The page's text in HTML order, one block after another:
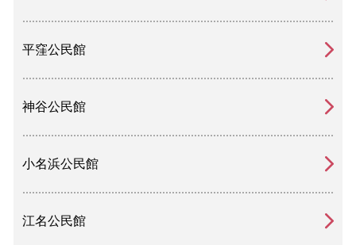
平窪公民館
神谷公民館
小名浜公民館
江名公民館